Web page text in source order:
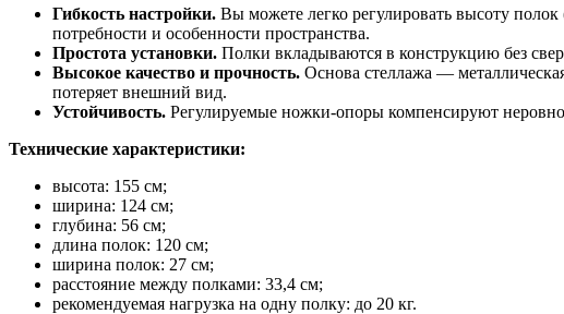
Гибкость настройки. Вы можете легко регулировать высоту
потребности и особенности пространства.
Простота установки. Полки вкладываются в конструкцию без
Высокое качество и прочность. Основа стеллажа —
потеряет внешний вид.
Устойчивость. Регулируемые ножки-опоры компенсируют
Технические характеристики:
высота: 155 см;
ширина: 124 см;
глубина: 56 см;
длина полок: 120 см;
ширина полок: 27 см;
расстояние между полками: 33,4 см;
рекомендуемая нагрузка на одну полку: до 20 кг.